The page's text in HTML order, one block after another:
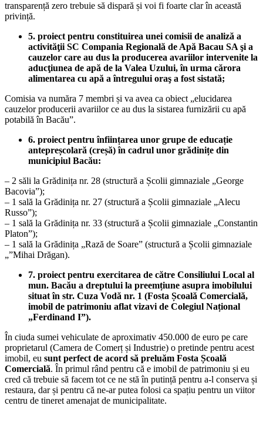
transparență zero trebuie să dispară și voi fi foarte clar în această
privință.
5. proiect pentru constituirea unei comisii de analiză a
activităţii SC Compania Regională de Apă Bacau SA şi a
cauzelor care au dus la producerea avariilor intervenite la
aducţiunea de apă de la Valea Uzului, în urma cărora
alimentarea cu apă a întregului oraş a fost sistată;
Comisia va număra 7 membri și va avea ca obiect „elucidarea
cauzelor producerii avariilor ce au dus la sistarea furnizării cu apă
potabilă în Bacău”.
6. proiect pentru înființarea unor grupe de educație
antepreșcolară (creșă) în cadrul unor grădinițe din
municipiul Bacău:
– 2 săli la Grădinița nr. 28 (structură a Școlii gimnaziale „George
Bacovia”);
– 1 sală la Grădinița nr. 27 (structură a Școlii gimnaziale „Alecu
Russo”);
– 1 sală la Grădinița nr. 33 (structură a Școlii gimnaziale „Constantin
Platon”);
– 1 sală la Grădinița „Rază de Soare” (structură a Școlii gimnaziale
„”Mihai Drăgan).
7. proiect pentru exercitarea de către Consiliului Local al
mun. Bacău a dreptului la preemțiune asupra imobilului
situat în str. Cuza Vodă nr. 1 (Fosta Școală Comercială,
imobil de patrimoniu aflat vizavi de Colegiul Național
„Ferdinand I”).
În ciuda sumei vehiculate de aproximativ 450.000 de euro pe care
proprietarul (Camera de Comerț și Industrie) o pretinde pentru acest
imobil, eu sunt perfect de acord să preluăm Fosta Școală
Comercială. În primul rând pentru că e imobil de patrimoniu și eu
cred că trebuie să facem tot ce ne stă în putință pentru a-l conserva și
restaura, dar și pentru că ne-ar putea folosi ca spațiu pentru un viitor
centru de tineret amenajat de municipalitate.